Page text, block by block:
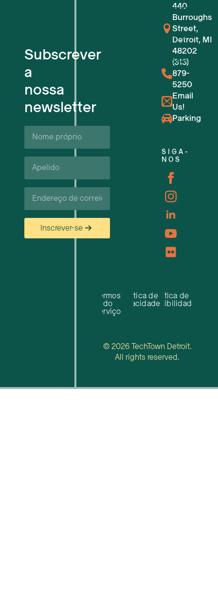
Subscrever
a
nossa
newsletter
Nome
próprio*
Apelido*
Correio
eletrónico*
Inscrever-se
Para as pequenas empresas
Para empresas tecnológicas em
Espaços de trabalho flexíveis
Próximos eventos
440
Burroughs
Street,
Detroit, MI
48202
(313)
879-
5250
Email
Us!
Parking
SIGA-
NOS
Termos
do
serviço
Política de
privacidade
Política de
acessibilidade
© 2026 TechTown Detroit.
All rights reserved.